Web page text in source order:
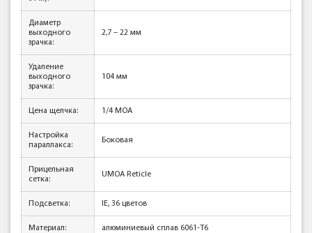
Диаметр
выходного
зрачка:
2,7 – 22 мм
Удаление
выходного
зрачка:
104 мм
Цена щелчка: 1/4 MOA
Настройка
параллакса:
Боковая
Прицельная
сетка:
UMOA Reticle
Подсветка: IE, 36 цветов
Материал: алюминиевый сплав 6061-Т6